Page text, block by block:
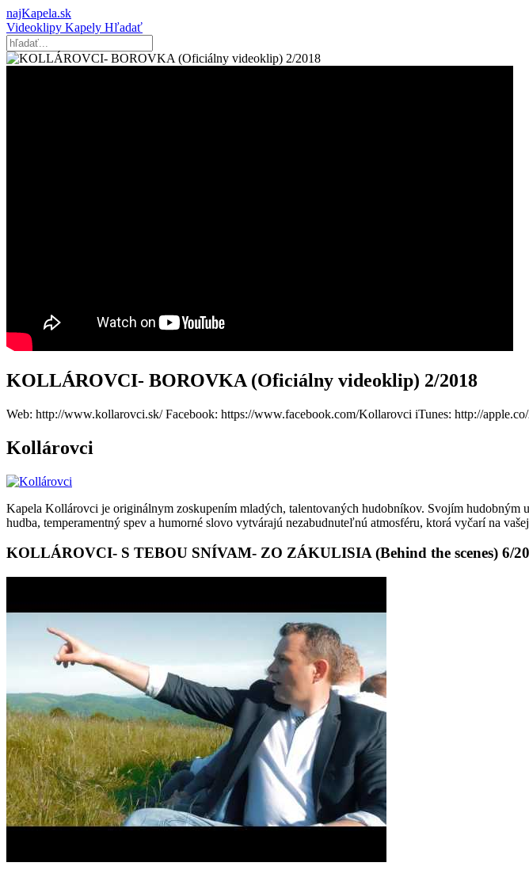
najKapela.sk
Videoklipy Kapely Hľadať
KOLLÁROVCI- BOROVKA (Oficiálny videoklip) 2/2018
Web: http://www.kollarovci.sk/ Facebook: https://www.facebook.com/Kollarovci iTunes: http://
Kollárovci
Kapela Kollárovci je originálnym zoskupením mladých, talentovaných hudobníkov. Svojím
hudba, temperamentný spev a humorné slovo vytvárajú nezabudnuteľnú atmosféru, ktorá vyčarí na
KOLLÁROVCI- S TEBOU SNÍVAM- ZO ZÁKULISIA (Behind the scenes) 6/